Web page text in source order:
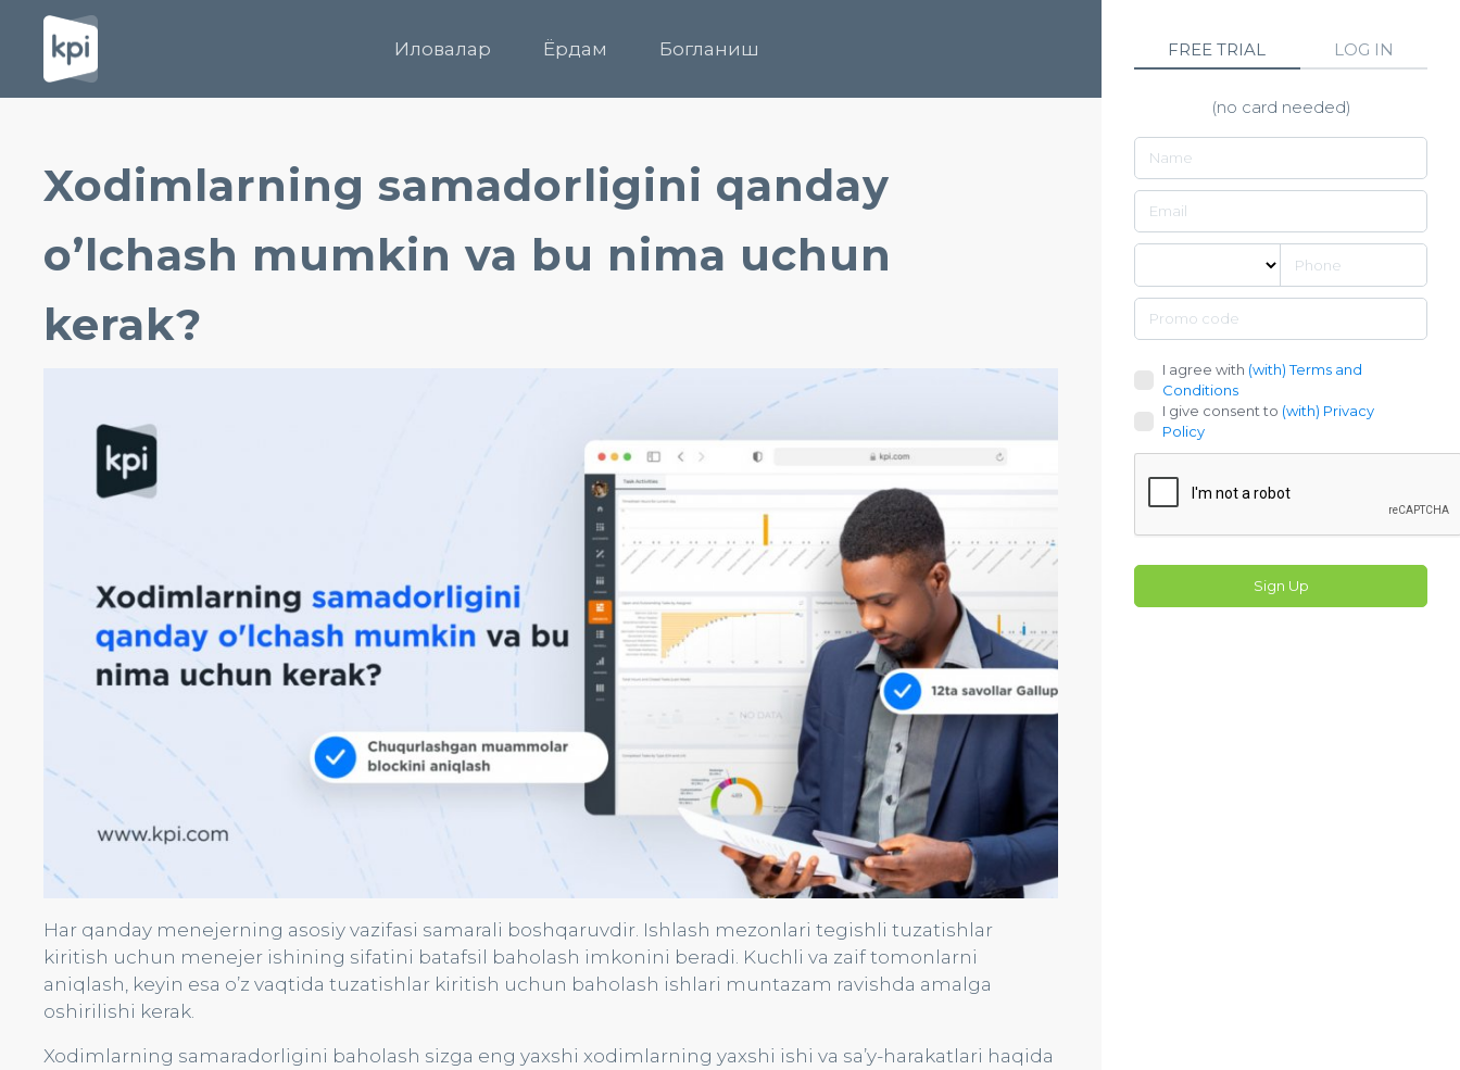
FREE TRIAL LOG IN
(no card needed)
I agree with (with) Terms and
Conditions
I give consent to (with) Privacy
Policy
Sign Up
Иловалар Ёрдам Богланиш
Xodimlarning samadorligini qanday
o’lchash mumkin va bu nima uchun
kerak?
Har qanday menejerning asosiy vazifasi samarali boshqaruvdir. Ishlash mezonlari tegishli tuzatishlar
kiritish uchun menejer ishining sifatini batafsil baholash imkonini beradi. Kuchli va zaif tomonlarni
aniqlash, keyin esa o’z vaqtida tuzatishlar kiritish uchun baholash ishlari muntazam ravishda amalga
oshirilishi kerak.
Xodimlarning samaradorligini baholash sizga eng yaxshi xodimlarning yaxshi ishi va sa’y-harakatlari haqida